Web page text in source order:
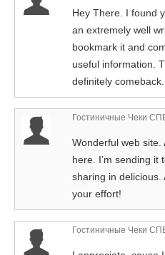
Hey There. I found
an extremely well
bookmark it and
useful information.
definitely comeback.
Гостиничные Чеки
Wonderful web site.
here. I’m sending it
sharing in
your effort!
Гостиничные Чеки